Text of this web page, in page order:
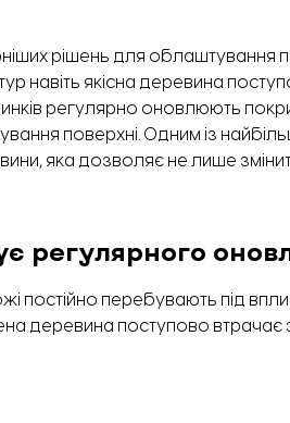
рішень для облаштування
навіть якісна деревина
регулярно оновлюють
поверхні. Одним із
, яка дозволяє не лише
регулярного
постійно перебувають під
деревина поступово втрачає